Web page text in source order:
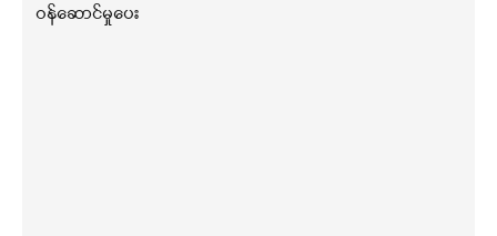
ဝန်ဆောင်မှုပေး